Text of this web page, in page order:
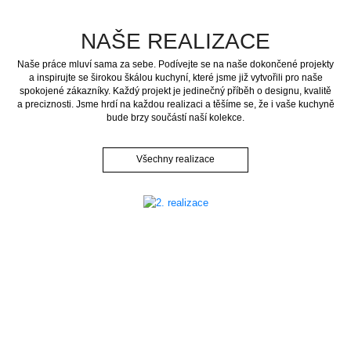
NAŠE REALIZACE
Naše práce mluví sama za sebe. Podívejte se na naše dokončené projekty
a inspirujte se širokou škálou kuchyní, které jsme již vytvořili pro naše
spokojené zákazníky. Každý projekt je jedinečný příběh o designu, kvalitě
a preciznosti. Jsme hrdí na každou realizaci a těšíme se, že i vaše kuchyně
bude brzy součástí naší kolekce.
Všechny realizace